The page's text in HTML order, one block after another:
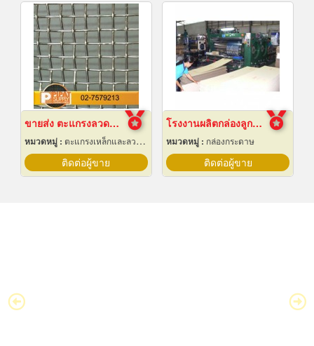
ขายส่ง ตะแกรงลวดสานสแตนเลส
หมวดหมู่ : ตะแกรงเหล็กและลวดตาข่าย
ติดต่อผู้ขาย
โรงงานผลิตกล่องลูกฟูก
หมวดหมู่ : กล่องกระดาษ
ติดต่อผู้ขาย